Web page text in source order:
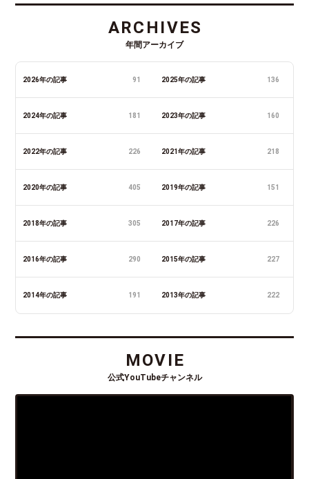
ARCHIVES
年間アーカイブ
2026年の記事 91 2025年の記事 136
2024年の記事 181 2023年の記事 160
2022年の記事 226 2021年の記事 218
2020年の記事 405 2019年の記事 151
2018年の記事 305 2017年の記事 226
2016年の記事 290 2015年の記事 227
2014年の記事 191 2013年の記事 222
MOVIE
公式YouTubeチャンネル